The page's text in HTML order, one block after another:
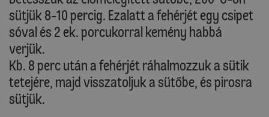
sütjük 8-10 percig. Ezalatt a fehérjét egy csipet
sóval és 2 ek. porcukorral kemény habbá
verjük.
Kb. 8 perc után a fehérjét ráhalmozzuk a sütik
tetejére, majd visszatoljuk a sütőbe, és pirosra
sütjük.